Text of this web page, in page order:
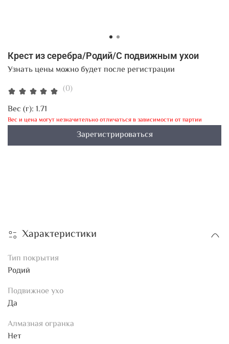
(0)
Крест из серебра/Родий/С подвижным ухои
Узнать цены можно будет после регистрации
Вес (г): 1.71
Вес и цена могут незначительно отличаться в зависимости от партии
Зарегистрироваться
Характеристики
Тип покрытия
Родий
Подвижное ухо
Да
Алмазная огранка
Нет